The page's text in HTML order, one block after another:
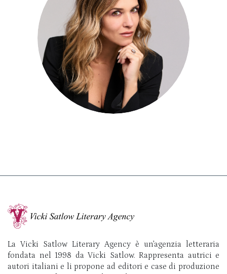
La Vicki Satlow Literary Agency è un’agenzia letteraria
fondata nel 1998 da Vicki Satlow. Rappresenta autrici e
autori italiani e li propone ad editori e case di produzione